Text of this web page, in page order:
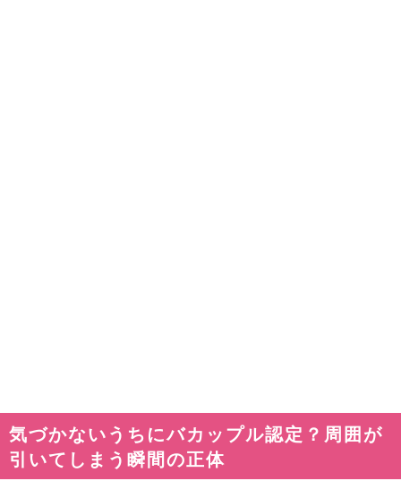
気づかないうちにバカップル認定？周囲が
引いてしまう瞬間の正体